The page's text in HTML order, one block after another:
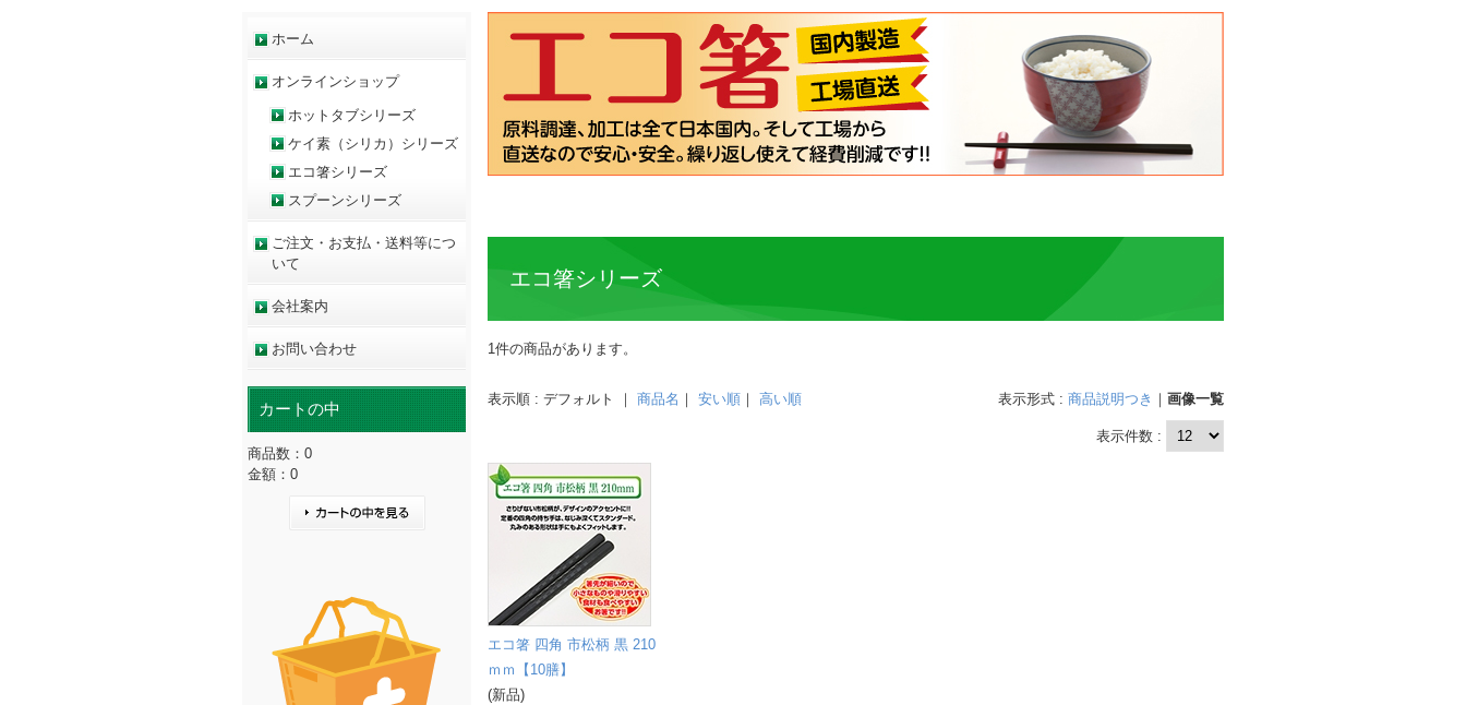
エコ箸シリーズ
1件の商品があります。
表示順 : デフォルト ｜ 商品名 ｜ 安い順 ｜ 高い順 表示形式 : 商品説明つき ｜ 画像一覧
表示件数 :
エコ箸 四角 市松柄 黒 210
ｍｍ【10膳】
(新品)
ホーム
オンラインショップ
ホットタブシリーズ
ケイ素（シリカ）シリーズ
エコ箸シリーズ
スプーンシリーズ
ご注文・お支払・送料等につ
いて
会社案内
お問い合わせ
カートの中
商品数：0
金額：0